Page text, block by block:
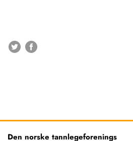
Den norske tannlegeforenings